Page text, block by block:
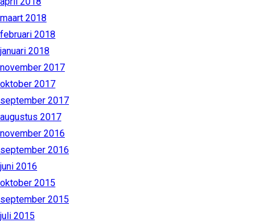
maart 2018
februari 2018
januari 2018
november 2017
oktober 2017
september 2017
augustus 2017
november 2016
september 2016
juni 2016
oktober 2015
september 2015
juli 2015